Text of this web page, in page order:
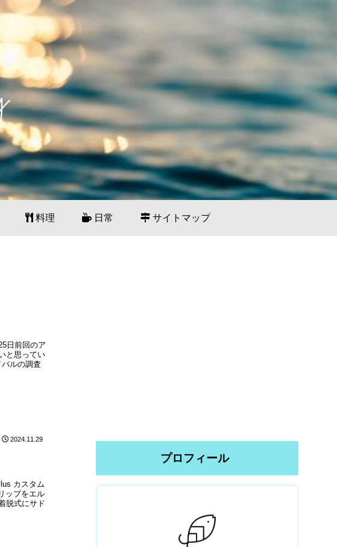
料理 日常 サイトマップ
日前回のア
と思ってい
ルの調査
2024.11.29
カスタム
ップをエル
脱式にサド
プロフィール